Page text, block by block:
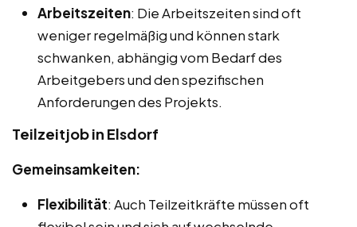
Arbeitszeiten: Die Arbeitszeiten sind oft
weniger regelmäßig und können stark
schwanken, abhängig vom Bedarf des
Arbeitgebers und den spezifischen
Anforderungen des Projekts.
Teilzeitjob in Elsdorf
Gemeinsamkeiten:
Flexibilität: Auch Teilzeitkräfte müssen oft